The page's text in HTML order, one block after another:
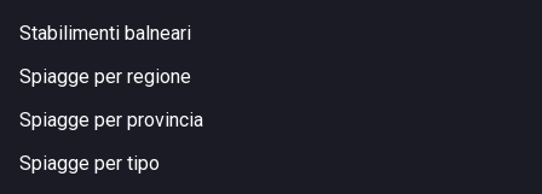
Stabilimenti balneari
Spiagge per regione
Spiagge per provincia
Spiagge per tipo